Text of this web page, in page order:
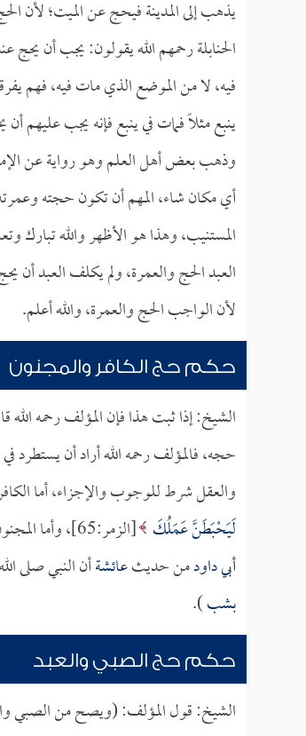
يذهب إلى المدينة فيحج عن الميت؛ لأن
الحنابلة رحمهم الله يقولون: يجب أن
فيه، لا من الموضع الذي مات فيه، فهم
ينبع مثلاً فمات في ينبع فإنه يجب عليهم
وذهب بعض أهل العلم وهو رواية عن
أي مكان شاء، المهم أن تكون حجته
المستنيب، وهذا هو الأظهر والله تبارك
العبد الحج والعمرة، ولم يكلف العبد
لأن الواجب الحج والعمرة، والله أعلم.
حكم حج الكافر والمجنون
الشيخ: إذا ثبت هذا فإن المؤلف رحمه
حجه، فالمؤلف رحمه الله أراد أن يستطرد
والعقل شرط للوجوب والإجزاء، أما
لَيَحْبَطَنَّ عَمَلُكَ [الزمر:65]، وأما المجنون فكذلك؛ لأنه لا يصح منه عبادة أصلاً، كما بين النبي صلى الله عليه وسلم كما عند
أبي داودمن حديثعائشةأن النبي صلى
بشب).
حكم حج الصبي والعبد
الشيخ: قول المؤلف: (ويصح من الصبي